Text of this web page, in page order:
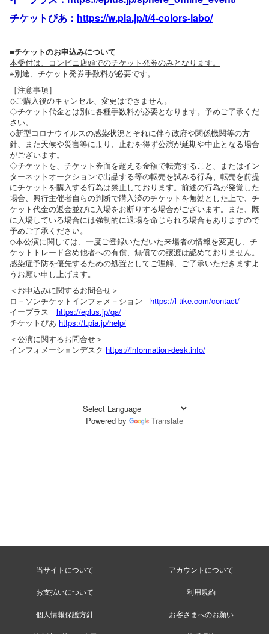
チケットぴあ： https://w.pia.jp/t/4-colors-labo/
■チケットのお申込みについて
本受付は、コンビニ店頭でのチケット発券のみとなります。
※別途、チケット発券手数料が必要です。
［注意事項］
◇ご購入後のキャンセル、変更はできません。
◇チケット代金とは別に各種手数料が必要となります。予めご了承くだ
さい。
◇新型コロナウイルスの感染状況とそれに伴う政府や関係機関等の方
針、また天候や災害等により、止むを得ず公演が延期や中止となる場合
がございます。
◇チケットを、チケット券面を超える金額で転売すること、またはイン
ターネットオークションで出品する等の転売を試みる行為、転売を前提
にチケットを購入する行為は禁止しております。前述の行為が発覚した
場合、興行主催者自らの判断で購入済のチケットを無効とした上で、チ
ケット代金の返金並びに入場をお断りする場合がございます。また、既
に入場している場合には強制的に退場を命じられる場合もありますので
予めご了承ください。
◇本公演に関しては、一度ご登録いただいた来場者の情報を変更し、チ
ケットトレード含め他者への有償、無償での譲渡は認めておりません。
感染症予防を優先するための処置としてご理解、ご了承いただきますよ
うお願い申し上げます。
＜お申込みに関するお問合せ＞
ロ－ソンチケットインフォメ－ション https://l-tike.com/contact/
イープラス https://eplus.jp/qa/
チケットぴあ https://t.pia.jp/help/
＜公演に関するお問合せ＞
インフォメーションデスク https://information-desk.info/
Powered by Translate
当サイトについて アカウントについて
お支払いについて 利用規約
個人情報保護方針 お客さまへのお願い